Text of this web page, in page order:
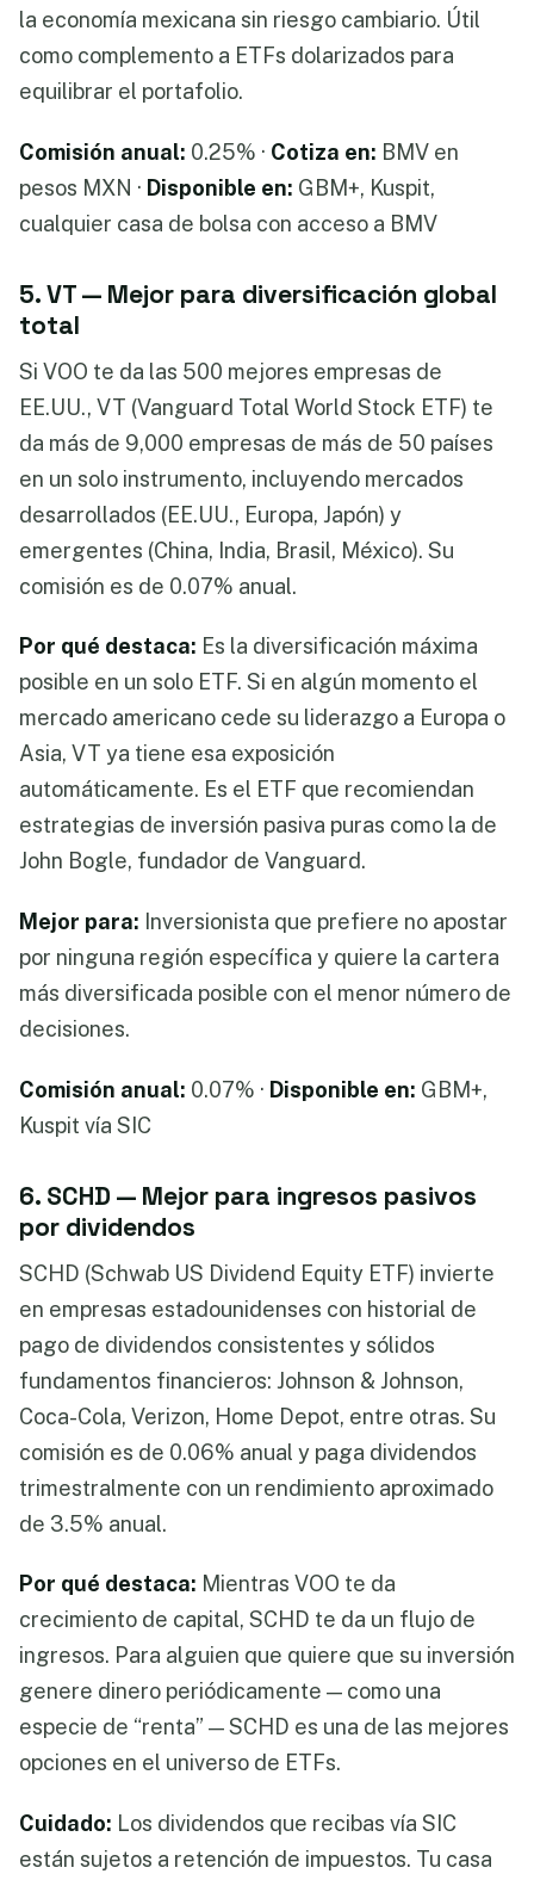
la economía mexicana sin riesgo cambiario. Útil
como complemento a ETFs dolarizados para
equilibrar el portafolio.
Comisión anual: 0.25% · Cotiza en: BMV en
pesos MXN · Disponible en: GBM+, Kuspit,
cualquier casa de bolsa con acceso a BMV
5. VT — Mejor para diversificación global
total
Si VOO te da las 500 mejores empresas de
EE.UU., VT (Vanguard Total World Stock ETF) te
da más de 9,000 empresas de más de 50 países
en un solo instrumento, incluyendo mercados
desarrollados (EE.UU., Europa, Japón) y
emergentes (China, India, Brasil, México). Su
comisión es de 0.07% anual.
Por qué destaca: Es la diversificación máxima
posible en un solo ETF. Si en algún momento el
mercado americano cede su liderazgo a Europa o
Asia, VT ya tiene esa exposición
automáticamente. Es el ETF que recomiendan
estrategias de inversión pasiva puras como la de
John Bogle, fundador de Vanguard.
Mejor para: Inversionista que prefiere no apostar
por ninguna región específica y quiere la cartera
más diversificada posible con el menor número de
decisiones.
Comisión anual: 0.07% · Disponible en: GBM+,
Kuspit vía SIC
6. SCHD — Mejor para ingresos pasivos
por dividendos
SCHD (Schwab US Dividend Equity ETF) invierte
en empresas estadounidenses con historial de
pago de dividendos consistentes y sólidos
fundamentos financieros: Johnson & Johnson,
Coca-Cola, Verizon, Home Depot, entre otras. Su
comisión es de 0.06% anual y paga dividendos
trimestralmente con un rendimiento aproximado
de 3.5% anual.
Por qué destaca: Mientras VOO te da
crecimiento de capital, SCHD te da un flujo de
ingresos. Para alguien que quiere que su inversión
genere dinero periódicamente — como una
especie de “renta” — SCHD es una de las mejores
opciones en el universo de ETFs.
Cuidado: Los dividendos que recibas vía SIC
están sujetos a retención de impuestos. Tu casa